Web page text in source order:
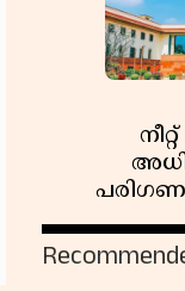
മറുപടി